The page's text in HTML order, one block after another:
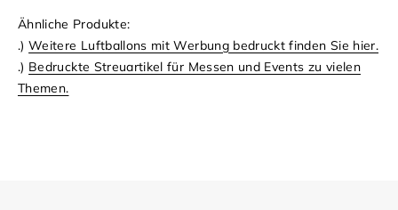
Ähnliche Produkte:
.)Weitere Luftballons mit Werbung bedruckt finden Sie hier.
.) Bedruckte Streuartikel für Messen und Events zu vielen
Themen.